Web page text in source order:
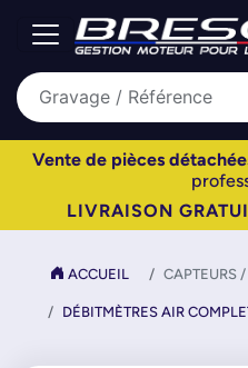
Vente de pièces
LIVRAISON
ACCUEIL CAPTEURS
DÉBITMÈTRES AIR